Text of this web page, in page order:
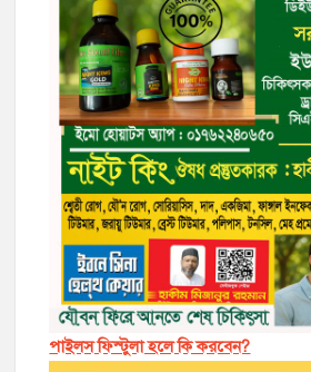
পাইলস ফিস্টুলা হলে কি করবেন?